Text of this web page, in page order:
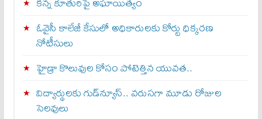
ఓవైసీ కాలేజీ కేసులో అధికారులకు కోర్టు ధిక్కరణ
నోటీసులు
హైడ్రా కొలువుల కోసం పోటెత్తిన యువత..
విద్యార్థులకు గుడ్‌న్యూస్.. వరుసగా మూడు రోజుల
సెలవులు